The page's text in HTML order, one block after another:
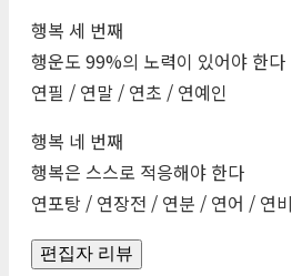
행복 세 번째
행운도 99%의 노력이 있어야 한다
연필 / 연말 / 연초 / 연예인
행복 네 번째
행복은 스스로 적응해야 한다
연포탕 / 연장전 / 연분 / 연어 / 연비
편집자 리뷰